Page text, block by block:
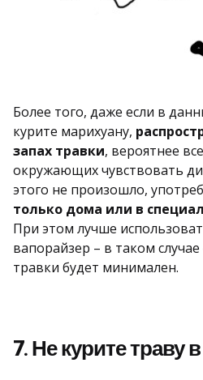
Более того, даже если в
курите марихуану,
запах травки, вероятнее
окружающих чувствовать
этого не произошло,
только дома или в
При этом лучше
вапорайзер – в таком
травки будет минимален.
7. Не курите траву